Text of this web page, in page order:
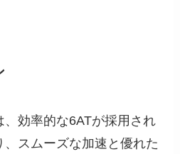
、効率的な6ATが採用され
スムーズな加速と優れた